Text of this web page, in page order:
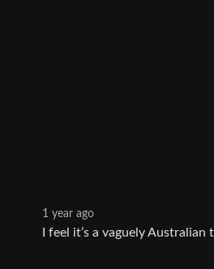
1 year ago
I feel it’s a vaguely Australian